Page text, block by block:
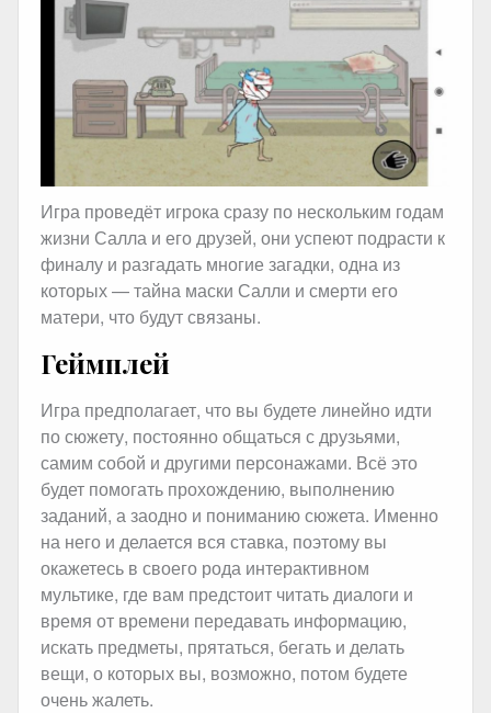
Игра проведёт игрока сразу по нескольким годам
жизни Салла и его друзей, они успеют подрасти к
финалу и разгадать многие загадки, одна из
которых — тайна маски Салли и смерти его
матери, что будут связаны.
Геймплей
Игра предполагает, что вы будете линейно идти
по сюжету, постоянно общаться с друзьями,
самим собой и другими персонажами. Всё это
будет помогать прохождению, выполнению
заданий, а заодно и пониманию сюжета. Именно
на него и делается вся ставка, поэтому вы
окажетесь в своего рода интерактивном
мультике, где вам предстоит читать диалоги и
время от времени передавать информацию,
искать предметы, прятаться, бегать и делать
вещи, о которых вы, возможно, потом будете
очень жалеть.